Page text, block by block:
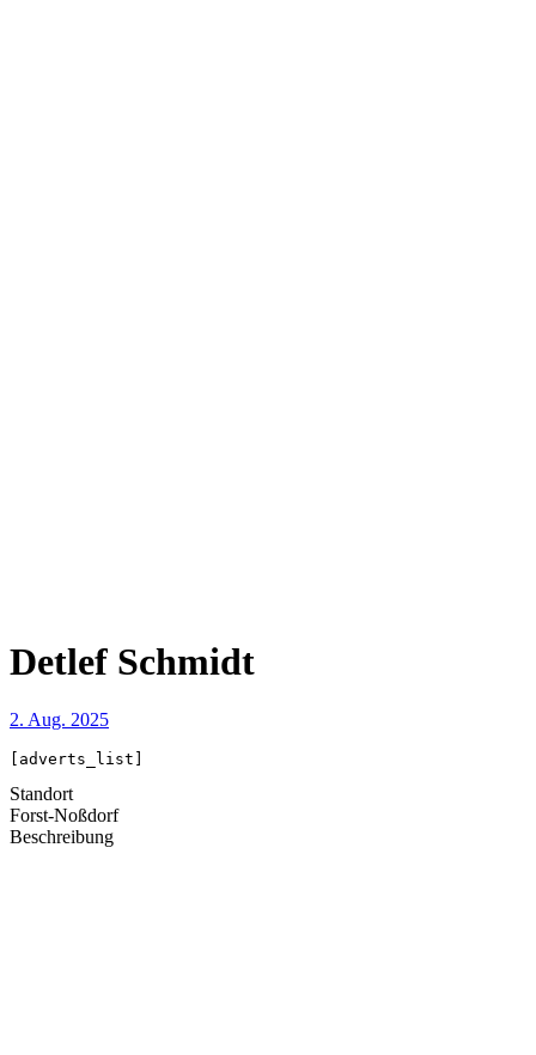
Detlef Schmidt
2. Aug. 2025
[adverts_list]
Standort
Forst-Noßdorf
Beschreibung